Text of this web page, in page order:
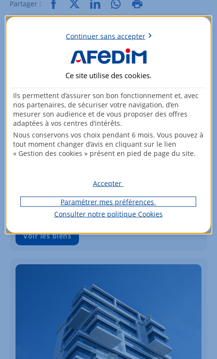
Partager :
Vous souhaitez investir dans votre
région ?
Parcourez nos offres !
Voir les biens
Continuer sans accepter
Ce site utilise des cookies.
Ils permettent d’assurer son bon fonctionnement et, avec
nos partenaires, de sécuriser votre navigation, d’en
mesurer son audience et de vous proposer des offres
adaptées à vos centres d’intérêts.
Nous conservons vos choix pendant 6 mois. Vous pouvez à
tout moment changer d’avis en cliquant sur le lien
« Gestion des cookies » présent en pied de page du site.
Accepter
Paramétrer mes préférences
Consulter notre politique Cookies